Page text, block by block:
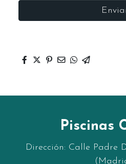
Piscinas
Dirección: Calle Padre